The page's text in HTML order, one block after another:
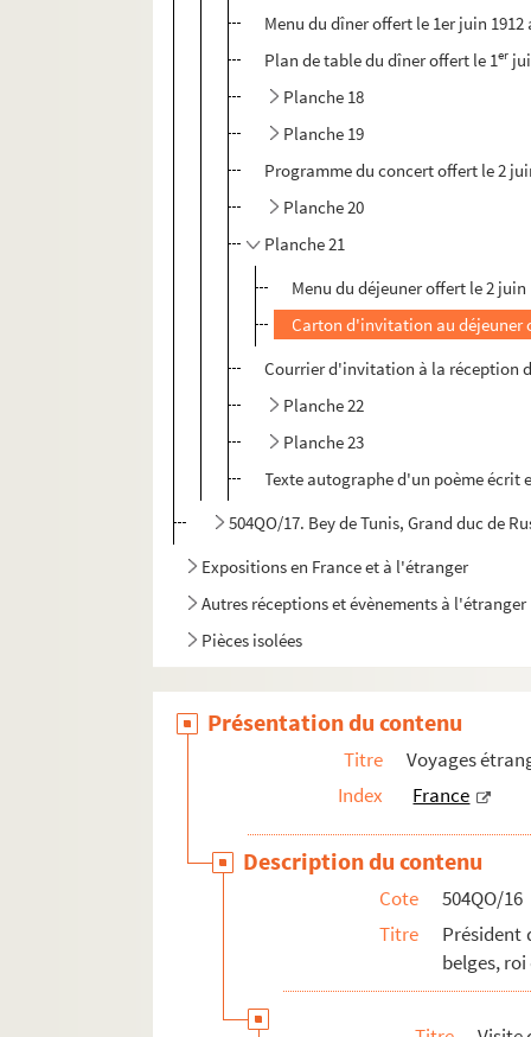
Menu du dîner offert le 1er juin
Plan de table du dîner offert le 1er
Planche 18
Planche 19
Programme du concert offert le 2
Planche 20
Planche 21
Menu du déjeuner offert le 2
Carton d'invitation au déjeuner
Courrier d'invitation à la réception
Planche 22
Planche 23
Texte autographe d'un poème écrit
504QO/17. Bey de Tunis, Grand duc de
Expositions en France et à l'étranger
Autres réceptions et évènements à l'étranger
Pièces isolées
Présentation du contenu
Titre
Voyages
Index
France
Description du contenu
Cote
504QO/16
Titre
Président
belges, roi